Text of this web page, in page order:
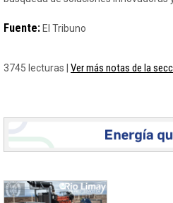
Fuente: El Tribuno
3745 lecturas | Ver más notas de la